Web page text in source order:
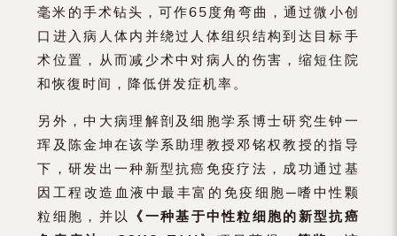
毫米的手术钻头，可作65度角弯曲，通过微小创
口进入病人体内并绕过人体组织结构到达目标手
术位置，从而减少术中对病人的伤害，缩短住院
和恢復时间，降低併发症机率。
另外，中大病理解剖及细胞学系博士研究生钟一
珲及陈金坤在该学系助理教授邓铭权教授的指导
下，研发出一种新型抗癌免疫疗法，成功通过基
因工程改造血液中最丰富的免疫细胞─嗜中性颗
粒细胞，并以
《一种基于中性粒细胞的新型抗癌